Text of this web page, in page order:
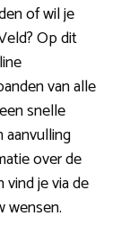
of wil je
Op dit
van alle
snelle
over de
je via de
wensen.